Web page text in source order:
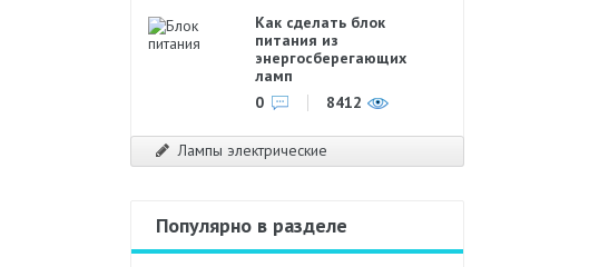
Как сделать блок
питания из
энергосберегающих
ламп
0
8412
Лампы электрические
Популярно в разделе